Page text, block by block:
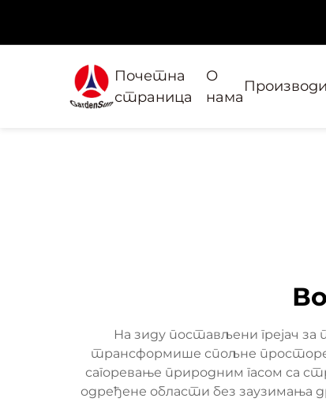
Почетна
страница
О
нама
Производи
На зиду постављени грејач
трансформише спољне просторе
сагоревање природним гасом са
одређене области без заузимања